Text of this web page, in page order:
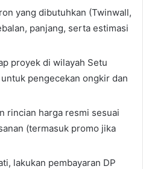
yang dibutuhkan (Twinwall,
panjang, serta estimasi
proyek di wilayah Setu
pengecekan ongkir dan
rincian harga resmi sesuai
(termasuk promo jika
lakukan pembayaran DP